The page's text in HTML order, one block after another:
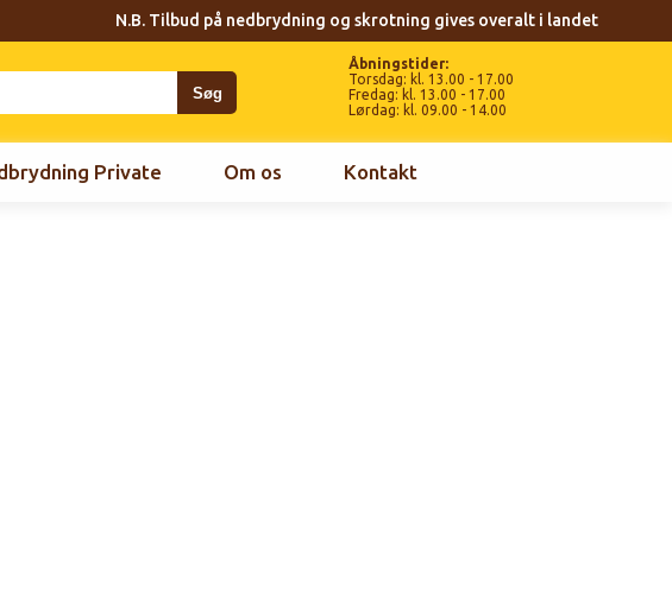
N.B. Tilbud på nedbrydning og skrotning gives overalt i landet
Åbningstider:
Torsdag: kl. 13.00 - 17.00
Fredag: kl. 13.00 - 17.00
Lørdag: kl. 09.00 - 14.00
Private Om os Kontakt